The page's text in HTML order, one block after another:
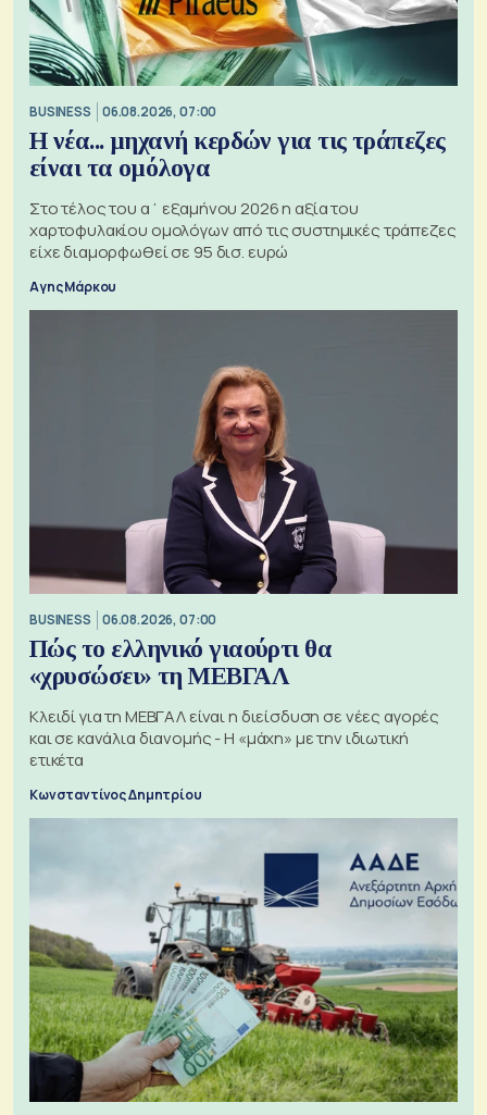
BUSINESS 06.08.2026, 07:00
Η νέα... μηχανή κερδών για τις τράπεζες
είναι τα ομόλογα
Στο τέλος του α΄ εξαμήνου 2026 η αξία του
χαρτοφυλακίου ομολόγων από τις συστημικές τράπεζες
είχε διαμορφωθεί σε 95 δισ. ευρώ
Αγης Μάρκου
BUSINESS 06.08.2026, 07:00
Πώς το ελληνικό γιαούρτι θα
«χρυσώσει» τη ΜΕΒΓΑΛ
Κλειδί για τη ΜΕΒΓΑΛ είναι η διείσδυση σε νέες αγορές
και σε κανάλια διανομής - Η «μάχη» με την ιδιωτική
ετικέτα
Κωνσταντίνος Δημητρίου